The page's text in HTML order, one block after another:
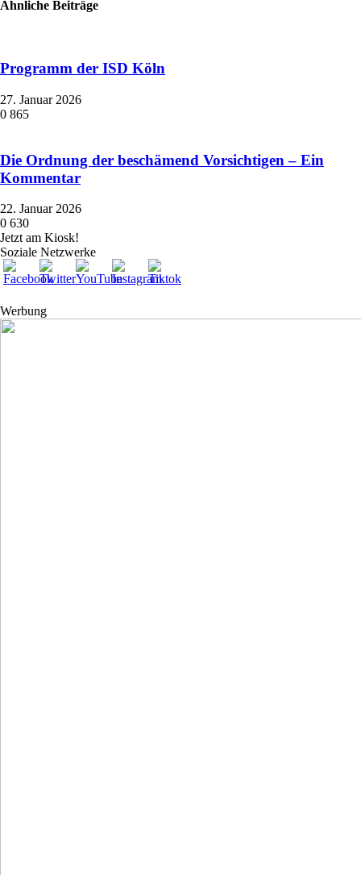
Ähnliche Beiträge
Programm der ISD Köln
27. Januar 2026
0 865
Die Ordnung der beschämend Vorsichtigen – Ein
Kommentar
22. Januar 2026
0 630
Jetzt am Kiosk!
Soziale Netzwerke
Werbung